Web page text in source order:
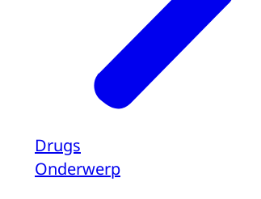
Drugs
Onderwerp